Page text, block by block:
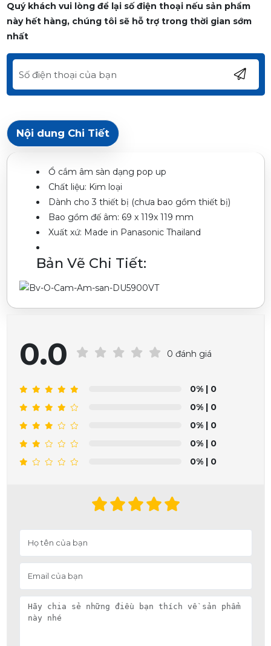
Quý khách vui lòng để lại số điện thoại nếu sản phẩm
này hết hàng, chúng tôi sẽ hỗ trợ trong thời gian sớm
nhất
Nội dung Chi Tiết
Ổ cắm âm sàn dạng pop up
Chất liệu: Kim loại
Dành cho 3 thiết bị (chưa bao gồm thiết bị)
Bao gồm đế âm: 69 x 119x 119 mm
Xuất xứ: Made in Panasonic Thailand
Bản Vẽ Chi Tiết:
0.0 0 đánh giá
0% | 0
0% | 0
0% | 0
0% | 0
0% | 0